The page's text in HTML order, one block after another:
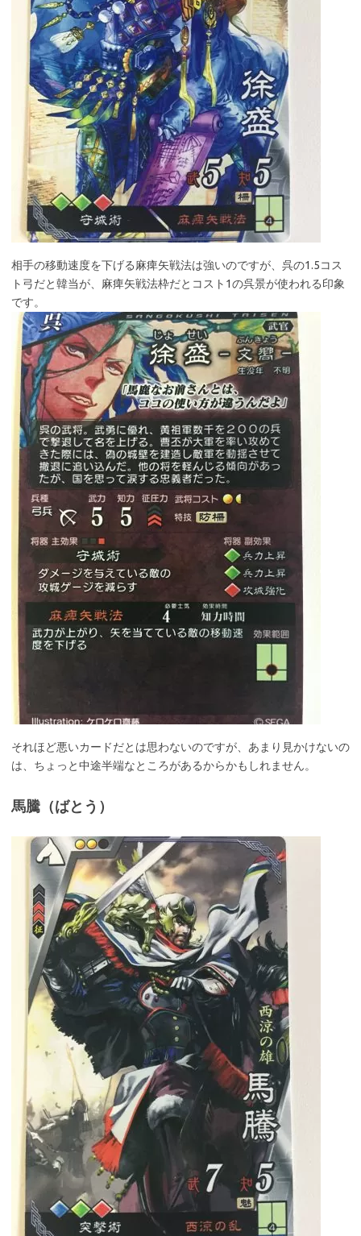
相手の移動速度を下げる麻痺矢戦法は強いのですが、呉の1.5コス
ト弓だと韓当が、麻痺矢戦法枠だとコスト1の呉景が使われる印象
です。
それほど悪いカードだとは思わないのですが、あまり見かけないの
は、ちょっと中途半端なところがあるからかもしれません。
馬騰（ばとう）